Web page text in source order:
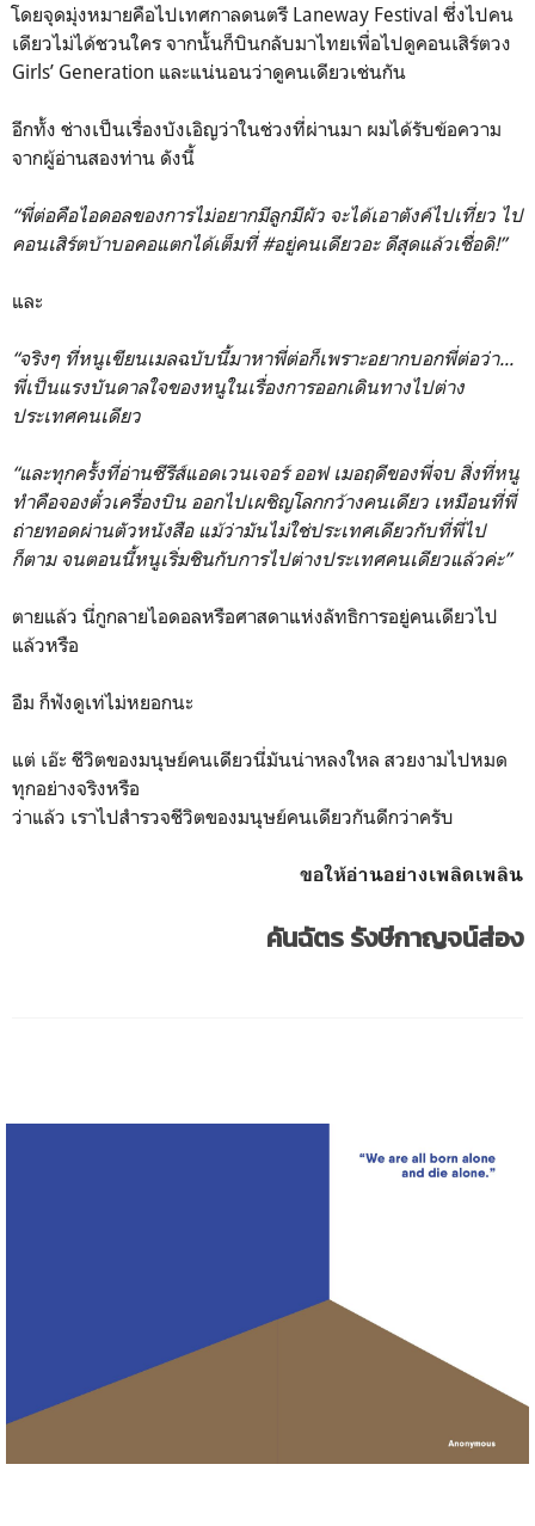
โดยจุดมุ่งหมายคือไปเทศกาลดนตรี Laneway Festival ซึ่งไปคน
เดียวไม่ได้ชวนใคร จากนั้นก็บินกลับมาไทยเพื่อไปดูคอนเสิร์ตวง
Girls’ Generation และแน่นอนว่าดูคนเดียวเช่นกัน
อีกทั้ง ช่างเป็นเรื่องบังเอิญว่าในช่วงที่ผ่านมา ผมได้รับข้อความ
จากผู้อ่านสองท่าน ดังนี้
“พี่ต่อคือไอดอลของการไม่อยากมีลูกมีผัว จะได้เอาตังค์ไปเที่ยว ไป
คอนเสิร์ตบ้าบอคอแตกได้เต็มที่ #อยู่คนเดียวอะ ดีสุดแล้วเชื่อดิ!”
และ
“จริงๆ ที่หนูเขียนเมลฉบับนี้มาหาพี่ต่อก็เพราะอยากบอกพี่ต่อว่า...
พี่เป็นแรงบันดาลใจของหนูในเรื่องการออกเดินทางไปต่าง
ประเทศคนเดียว
“และทุกครั้งที่อ่านซีรีส์แอดเวนเจอร์ ออฟ เมอฤดีของพี่จบ สิ่งที่หนู
ทำคือจองตั๋วเครื่องบิน ออกไปเผชิญโลกกว้างคนเดียว เหมือนที่พี่
ถ่ายทอดผ่านตัวหนังสือ แม้ว่ามันไม่ใช่ประเทศเดียวกับที่พี่ไป
ก็ตาม จนตอนนี้หนูเริ่มชินกับการไปต่างประเทศคนเดียวแล้วค่ะ”
ตายแล้ว นี่กูกลายไอดอลหรือศาสดาแห่งลัทธิการอยู่คนเดียวไป
แล้วหรือ
อืม ก็ฟังดูเท่ไม่หยอกนะ
แต่ เอ๊ะ ชีวิตของมนุษย์คนเดียวนี่มันน่าหลงใหล สวยงามไปหมด
ทุกอย่างจริงหรือ
ว่าแล้ว เราไปสำรวจชีวิตของมนุษย์คนเดียวกันดีกว่าครับ
ขอให้อ่านอย่างเพลิดเพลิน
คันฉัตร รังษีกาญจน์ส่อง